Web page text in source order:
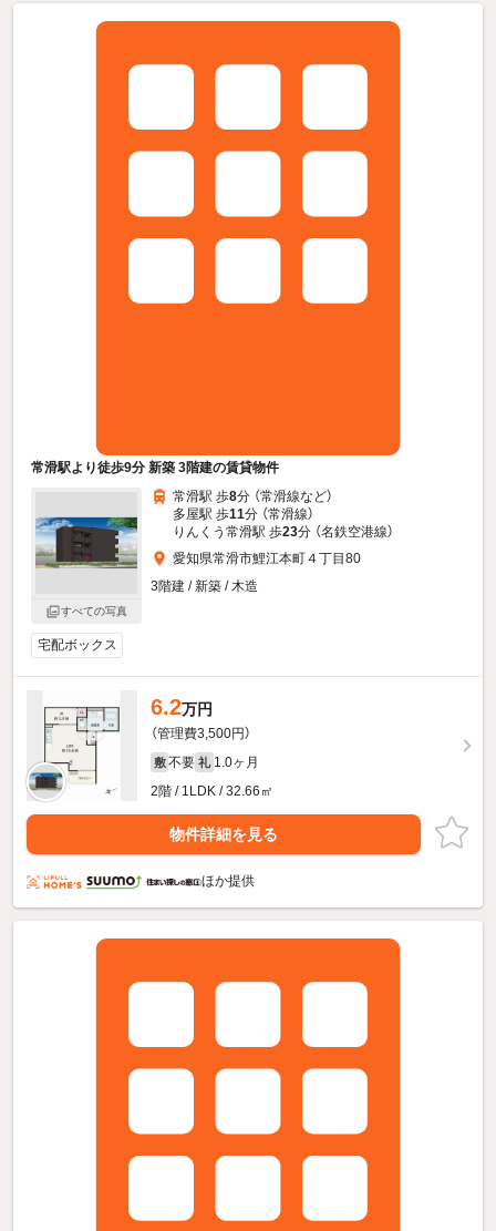
常滑駅より徒歩9分 新築 3階建の賃貸物件
すべての写真
常滑駅 歩8分 （常滑線など）
多屋駅 歩11分 （常滑線）
りんくう常滑駅 歩23分 （名鉄空港線）
愛知県常滑市鯉江本町４丁目80
3階建 / 新築 / 木造
宅配ボックス
6.2万円
（管理費3,500円）
敷 不要 礼 1.0ヶ月
2階 / 1LDK / 32.66㎡
物件詳細を見る
ほか提供